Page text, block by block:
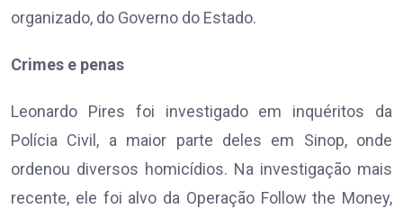
organizado, do Governo do Estado.
Crimes e penas
Leonardo Pires foi investigado em inquéritos da
Polícia Civil, a maior parte deles em Sinop, onde
ordenou diversos homicídios. Na investigação mais
recente, ele foi alvo da Operação Follow the Money,